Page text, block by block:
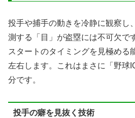
投手や捕手の動きを冷静に観察し
測する「目」が盗塁には不可欠で
スタートのタイミングを見極める
左右します。これはまさに「野球
分です。
投手の癖を見抜く技術